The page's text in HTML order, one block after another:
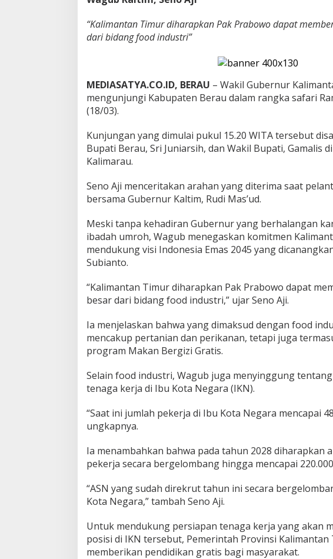
“Kalimantan Timur diharapkan Pak Prabowo dapat
dari bidang food industri”
MEDIASATYA.CO.ID, BERAU – Wakil Gubernur
mengunjungi Kabupaten Berau dalam rangka safari
(18/03).
Kunjungan yang dimulai pukul 15.20 WITA tersebut
Bupati Berau, Sri Juniarsih, dan Wakil Bupati, Gamalis
Kalimarau.
Seno Aji menceritakan arahan yang diterima saat
bersama Gubernur Kaltim, Rudi Mas’ud.
Meski tanpa kehadiran Gubernur yang berhalangan
ibadah umroh, Wagub menegaskan komitmen
mendukung visi Indonesia Emas 2045 yang
Subianto.
“Kalimantan Timur diharapkan Pak Prabowo dapat
besar dari bidang food industri,” ujar Seno Aji.
Ia menjelaskan bahwa yang dimaksud dengan food
mencakup pertanian dan perikanan, tetapi juga
program Makan Bergizi Gratis.
Selain food industri, Wagub juga menyinggung
tenaga kerja di Ibu Kota Negara (IKN).
“Saat ini jumlah pekerja di Ibu Kota Negara mencapai
ungkapnya.
Ia menambahkan bahwa pada tahun 2028 diharapkan
pekerja secara bergelombang hingga mencapai
“ASN yang sudah direkrut tahun ini secara
Kota Negara,” tambah Seno Aji.
Untuk mendukung persiapan tenaga kerja yang akan
posisi di IKN tersebut, Pemerintah Provinsi Kalimantan
memberikan pendidikan gratis bagi masyarakat.